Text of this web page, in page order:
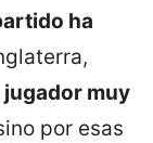
ha
jugador muy
por esas